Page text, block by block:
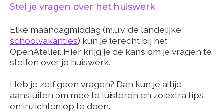
Stel je vragen over het huiswerk
Elke maandagmiddag (m.u.v. de landelijke
schoolvakanties) kun je terecht bij het
OpenAtelier. Hier krijg je de kans om je vragen te
stellen over je huiswerk.
Heb je zelf geen vragen? Dan kun je altijd
aansluiten om mee te luisteren en zo extra tips
en inzichten op te doen.